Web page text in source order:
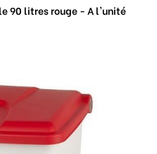
90 litres rouge - A l'unité